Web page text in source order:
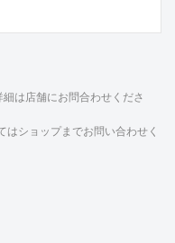
は店舗にお問合わせくださ
ショップまでお問い合わせく